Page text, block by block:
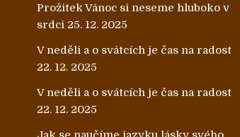
Prožitek Vánoc si neseme hluboko v
srdci 25. 12. 2025
V neděli a o svátcích je čas na radost
22. 12. 2025
V neděli a o svátcích je čas na radost
22. 12. 2025